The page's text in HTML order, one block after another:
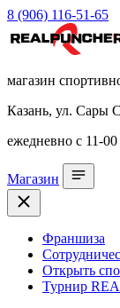
8 (906) 116-51-65
магазин
Казань, ул. Сары
ежедневно с 11-
Магазин
Франшиза
Открыть
Турнир